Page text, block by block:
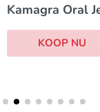
Oral Jelly
KOOP NU